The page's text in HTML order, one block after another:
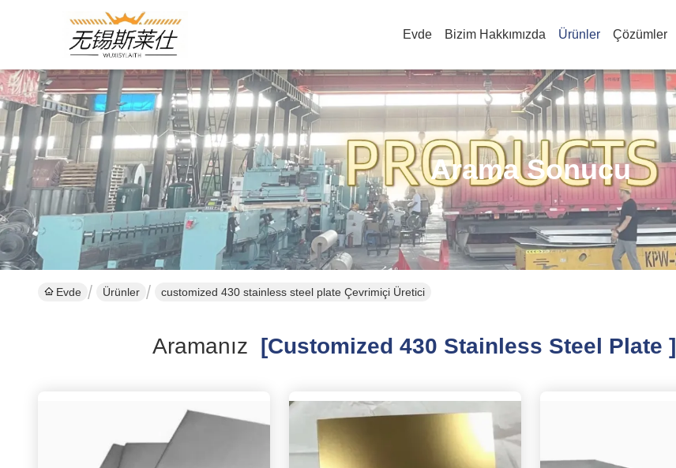
Evde Bizim Hakkımızda Ürünler Çözümler
Arama Sonucu
Evde Ürünler customized 430 stainless steel plate Çevrimiçi Üretici
Aramanız [customized 430 Stainless Steel Plate ]